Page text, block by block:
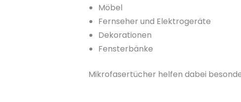
Möbel
Fernseher und Elektrogeräte
Dekorationen
Fensterbänke
Mikrofasertücher helfen dabei